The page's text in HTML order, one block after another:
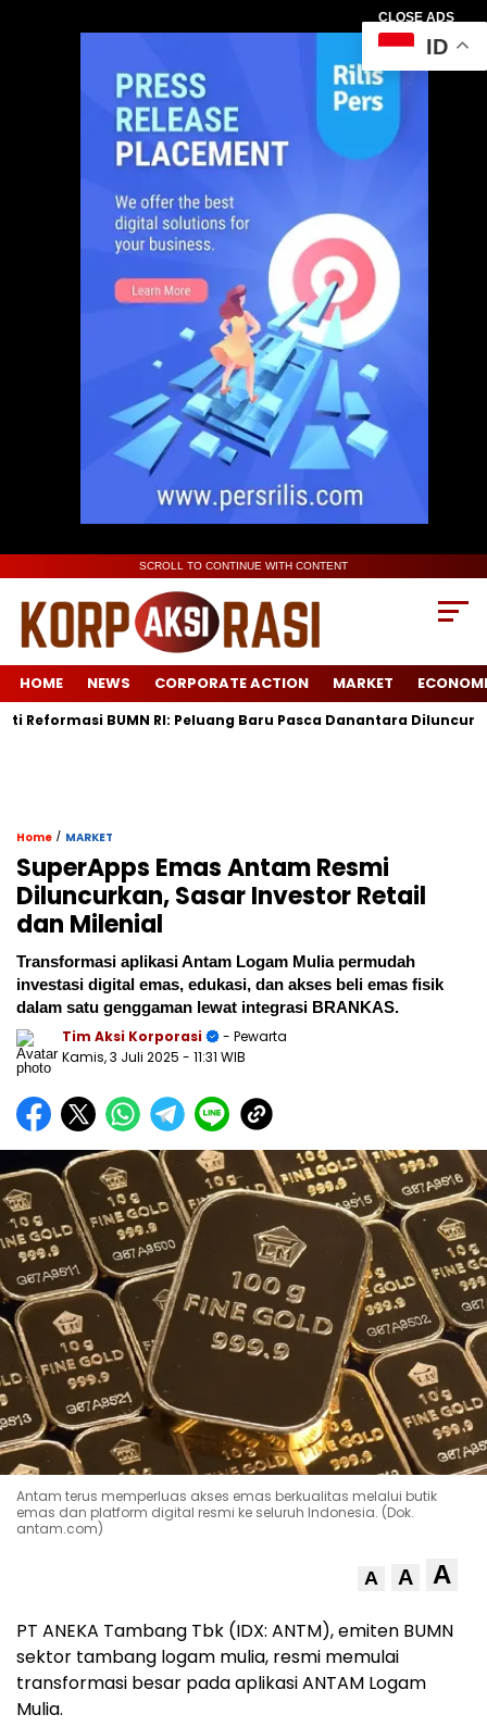
CLOSE ADS
SCROLL TO CONTINUE WITH CONTENT
HOME NEWS CORPORATE ACTION MARKET
BUMN RI: Peluang Baru Pasca Danantara Diluncurkan
Home / MARKET
SuperApps Emas Antam Resmi
Diluncurkan, Sasar Investor Retail
dan Milenial
Transformasi aplikasi Antam Logam Mulia permudah
investasi digital emas, edukasi, dan akses beli emas fisik
dalam satu genggaman lewat integrasi BRANKAS.
Tim Aksi Korporasi
- Pewarta
Kamis, 3 Juli 2025 - 11:31 WIB
Antam terus memperluas akses emas berkualitas melalui butik
emas dan platform digital resmi ke seluruh Indonesia. (Dok.
antam.com)
A A A
PT ANEKA Tambang Tbk (IDX: ANTM), emiten BUMN
sektor tambang logam mulia, resmi memulai
transformasi besar pada aplikasi ANTAM Logam
Mulia.
ID